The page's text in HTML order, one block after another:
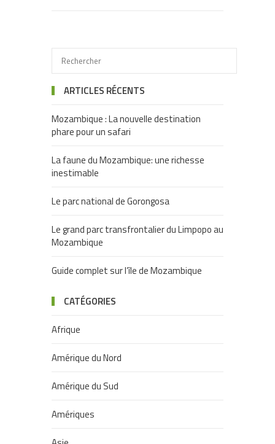
ARTICLES RÉCENTS
Mozambique : La nouvelle destination
phare pour un safari
La faune du Mozambique: une richesse
inestimable
Le parc national de Gorongosa
Le grand parc transfrontalier du Limpopo au
Mozambique
Guide complet sur l’île de Mozambique
CATÉGORIES
Afrique
Amérique du Nord
Amérique du Sud
Amériques